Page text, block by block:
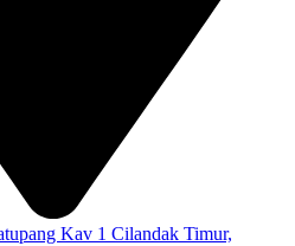
Kav 1 Cilandak Timur,